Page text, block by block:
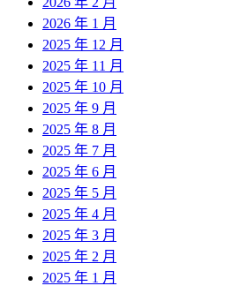
2026 年 1 月
2025 年 12 月
2025 年 11 月
2025 年 10 月
2025 年 9 月
2025 年 8 月
2025 年 7 月
2025 年 6 月
2025 年 5 月
2025 年 4 月
2025 年 3 月
2025 年 2 月
2025 年 1 月